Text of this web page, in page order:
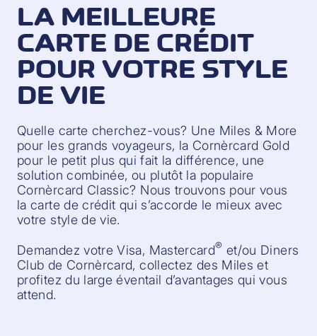
LA MEILLEURE
CARTE DE CRÉDIT
POUR VOTRE STYLE
DE VIE
Quelle carte cherchez-vous? Une Miles & More
pour les grands voyageurs, la Cornèrcard Gold
pour le petit plus qui fait la différence, une
solution combinée, ou plutôt la populaire
Cornèrcard Classic? Nous trouvons pour vous
la carte de crédit qui s’accorde le mieux avec
votre style de vie.
Demandez votre Visa, Mastercard® et/ou Diners
Club de Cornèrcard, collectez des Miles et
profitez du large éventail d’avantages qui vous
attend.